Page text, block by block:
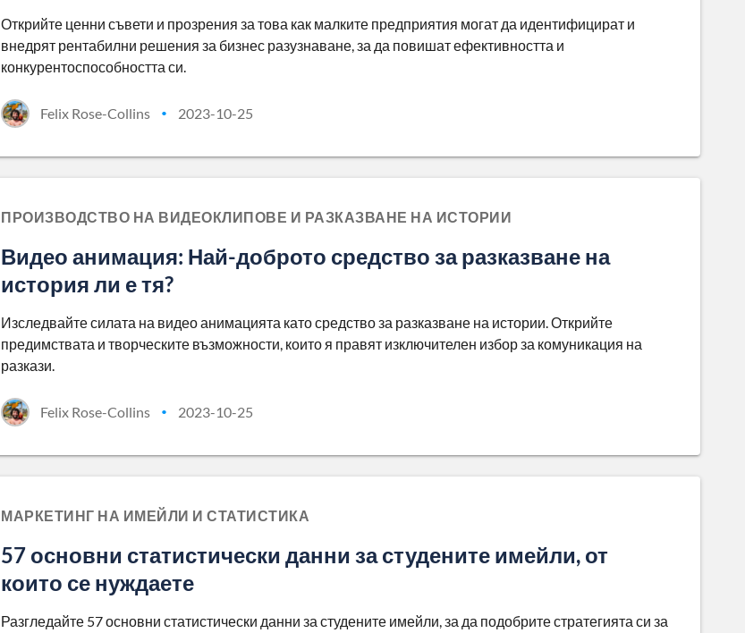
Открийте ценни съвети и прозрения за това как малките предприятия могат да идентифицират и
внедрят рентабилни решения за бизнес разузнаване, за да повишат ефективността и
конкурентоспособността си.
Felix Rose-Collins • 2023-10-25
ПРОИЗВОДСТВО НА ВИДЕОКЛИПОВЕ И РАЗКАЗВАНЕ НА ИСТОРИИ
Видео анимация: Най-доброто средство за разказване на
история ли е тя?
Изследвайте силата на видео анимацията като средство за разказване на истории. Открийте
предимствата и творческите възможности, които я правят изключителен избор за комуникация на
разкази.
Felix Rose-Collins • 2023-10-25
МАРКЕТИНГ НА ИМЕЙЛИ И СТАТИСТИКА
57 основни статистически данни за студените имейли, от
които се нуждаете
Разгледайте 57 основни статистически данни за студените имейли, за да подобрите стратегията си за